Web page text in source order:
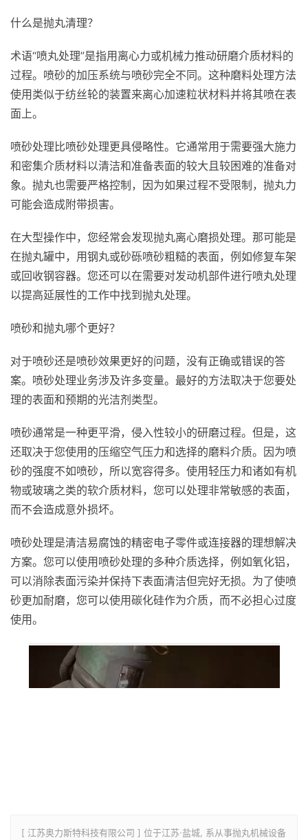
什么是抛丸清理？
术语“喷丸处理”是指用离心力或机械力推动研磨介质材料的
过程。喷砂的加压系统与喷砂完全不同。这种磨料处理方法
使用类似于纺丝轮的装置来离心加速粒状材料并将其喷在表
面上。
喷砂处理比喷砂处理更具侵略性。它通常用于需要强大施力
和密集介质材料以清洁和准备表面的较大且较困难的准备对
象。抛丸也需要严格控制，因为如果过程不受限制，抛丸力
可能会造成附带损害。
在大型操作中，您经常会发现抛丸离心磨损处理。那可能是
在抛丸罐中，用钢丸或砂砾喷砂粗糙的表面，例如修复车架
或回收钢容器。您还可以在需要对发动机部件进行喷丸处理
以提高延展性的工作中找到抛丸处理。
喷砂和抛丸哪个更好？
对于喷砂还是喷砂效果更好的问题，没有正确或错误的答
案。喷砂处理业务涉及许多变量。最好的方法取决于您要处
理的表面和预期的光洁剂类型。
喷砂通常是一种更平滑，侵入性较小的研磨过程。但是，这
还取决于您使用的压缩空气压力和选择的磨料介质。因为喷
砂的强度不如喷砂，所以宽容得多。使用轻压力和诸如有机
物或玻璃之类的软介质材料，您可以处理非常敏感的表面，
而不会造成意外损坏。
喷砂处理是清洁易腐蚀的精密电子零件或连接器的理想解决
方案。您可以使用喷砂处理的多种介质选择，例如氧化铝，
可以消除表面污染并保持下表面清洁但完好无损。为了使喷
砂更加耐磨，您可以使用碳化硅作为介质，而不必担心过度
使用。
[ 江苏奥力斯特科技有限公司 ] 位于江苏·盐城, 系从事抛丸机械设备